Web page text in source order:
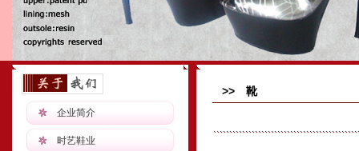
企业简介
时艺鞋业
>> 靴